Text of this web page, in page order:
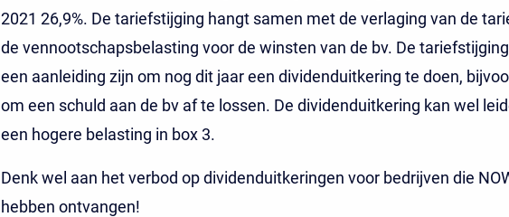
2021 26,9%. De tariefstijging hangt samen met de verlaging van de
de vennootschapsbelasting voor de winsten van de bv. De
een aanleiding zijn om nog dit jaar een dividenduitkering te doen,
om een schuld aan de bv af te lossen. De dividenduitkering kan wel
een hogere belasting in box 3.
Denk wel aan het verbod op dividenduitkeringen voor bedrijven die
hebben ontvangen!